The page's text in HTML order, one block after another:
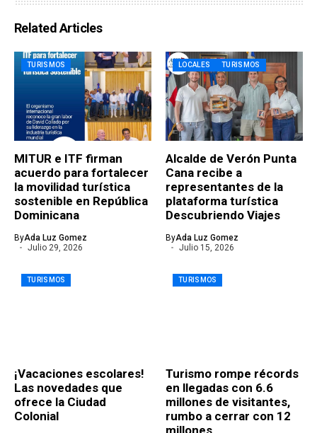
Related Articles
TURISMOS
MITUR e ITF firman
acuerdo para fortalecer
la movilidad turística
sostenible en República
Dominicana
ByAda Luz Gomez
Julio 29, 2026
LOCALES TURISMOS
Alcalde de Verón Punta
Cana recibe a
representantes de la
plataforma turística
Descubriendo Viajes
ByAda Luz Gomez
Julio 15, 2026
TURISMOS
¡Vacaciones escolares!
Las novedades que
ofrece la Ciudad
Colonial
TURISMOS
Turismo rompe récords
en llegadas con 6.6
millones de visitantes,
rumbo a cerrar con 12